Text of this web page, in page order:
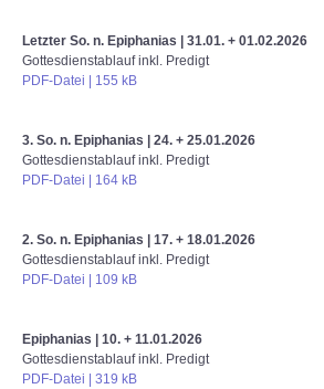
Letzter So. n. Epiphanias | 31.01. + 01.02.2026
Gottesdienstablauf inkl. Predigt
PDF-Datei | 155 kB
3. So. n. Epiphanias | 24. + 25.01.2026
Gottesdienstablauf inkl. Predigt
PDF-Datei | 164 kB
2. So. n. Epiphanias | 17. + 18.01.2026
Gottesdienstablauf inkl. Predigt
PDF-Datei | 109 kB
Epiphanias
| 10. + 11.01.2026
Gottesdienstablauf inkl. Predigt
PDF-Datei | 319 kB